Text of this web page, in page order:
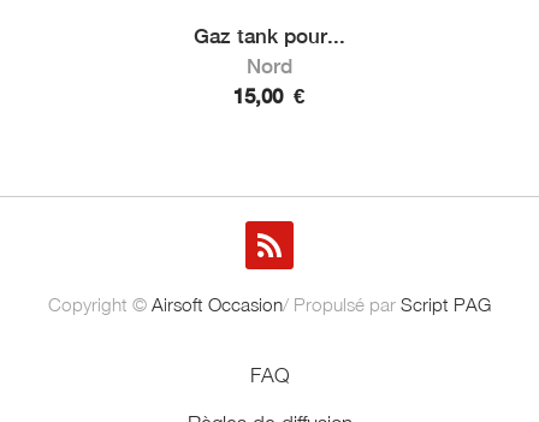
Gaz tank pour...
Nord
15,00 €
Copyright © Airsoft Occasion/ Propulsé par Script PAG
FAQ